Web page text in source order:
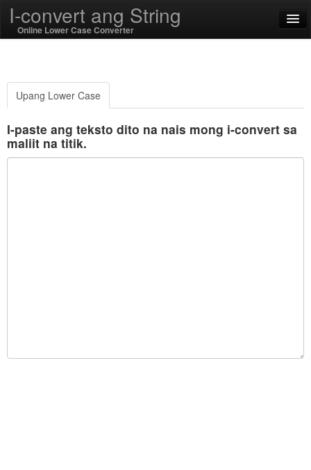
I-convert ang String
Online Lower Case Converter
Filipino
SSL On
Upang Lower Case
I-paste ang teksto dito na nais mong i-convert sa
maliit na titik.